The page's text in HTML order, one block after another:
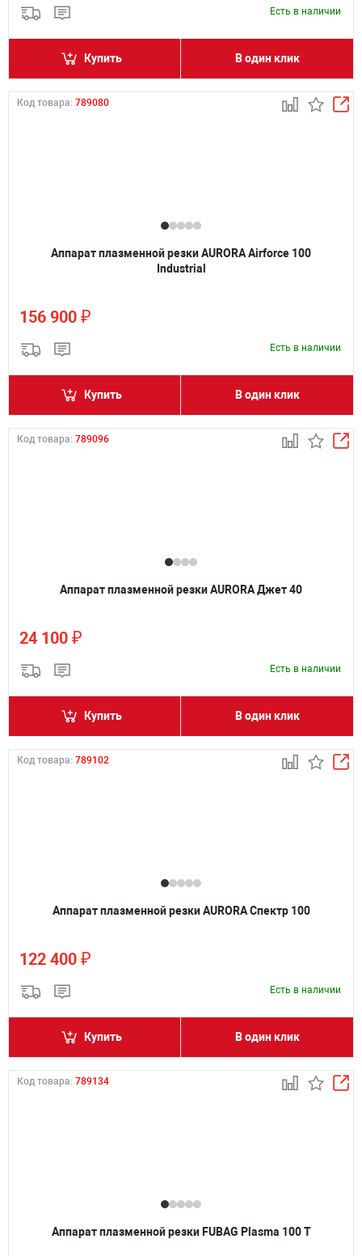
Есть в наличии
Купить В один клик
Код товара: 789080
Аппарат плазменной резки AURORA Airforce 100
Industrial
156 900 ₽
Есть в наличии
Купить В один клик
Код товара: 789096
Аппарат плазменной резки AURORA Джет 40
24 100 ₽
Есть в наличии
Купить В один клик
Код товара: 789102
Аппарат плазменной резки AURORA Спектр 100
122 400 ₽
Есть в наличии
Купить В один клик
Код товара: 789134
Аппарат плазменной резки FUBAG Plasma 100 T